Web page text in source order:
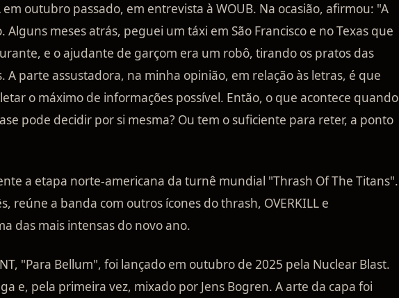
outubro passado, em entrevista à WOUB. Na ocasião, afirmou: "A
meses atrás, peguei um táxi em São Francisco e no Texas que
e o ajudante de garçom era um robô, tirando os pratos das
A parte assustadora, na minha opinião, em relação às letras, é que
o máximo de informações possível. Então, o que acontece quando
pode decidir por si mesma? Ou tem o suficiente para reter, a ponto
a etapa norte-americana da turnê mundial "Thrash Of The Titans".
reúne a banda com outros ícones do thrash, OVERKILL e
das mais intensas do novo ano.
"Para Bellum", foi lançado em outubro de 2025 pela Nuclear Blast.
e, pela primeira vez, mixado por Jens Bogren. A arte da capa foi